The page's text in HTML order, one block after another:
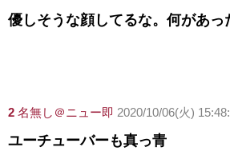
優しそうな顔してるな。何があっ
2 名無し＠ニュー即 2020/10/06(火)
ユーチューバーも真っ青